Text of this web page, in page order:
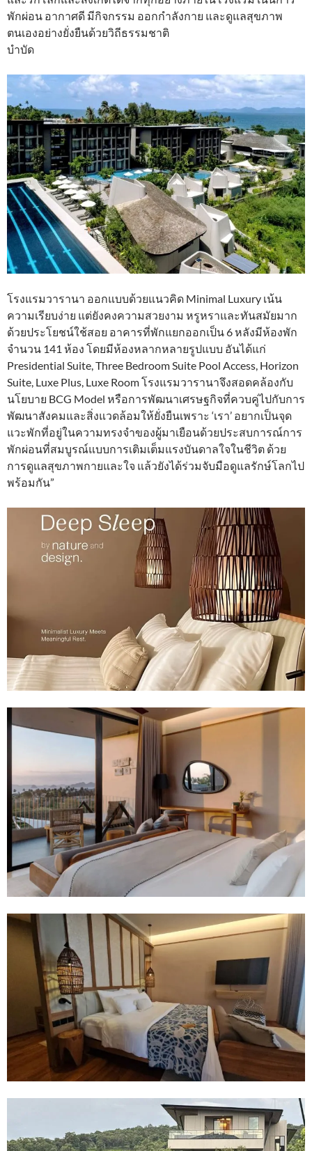
พักผ่อน อากาศดี มีกิจกรรม ออกกำลังกาย และดูแลสุขภาพ
ตนเองอย่างยั่งยืนด้วยวิถีธรรมชาติ
บำบัด
โรงแรมวารานา ออกแบบด้วยแนวคิด Minimal Luxury เน้น
ความเรียบง่าย แต่ยังคงความสวยงาม หรูหราและทันสมัยมาก
ด้วยประโยชน์ใช้สอย อาคารที่พักแยกออกเป็น 6 หลังมีห้องพัก
จำนวน 141 ห้อง โดยมีห้องหลากหลายรูปแบบ อันได้แก่
Presidential Suite, Three Bedroom Suite Pool Access, Horizon
Suite, Luxe Plus, Luxe Room โรงแรมวารานาจึงสอดคล้องกับ
นโยบาย BCG Model หรือการพัฒนาเศรษฐกิจที่ควบคู่ไปกับการ
พัฒนาสังคมและสิ่งแวดล้อมให้ยั่งยืนเพราะ ‘เรา’ อยากเป็นจุด
แวะพักที่อยู่ในความทรงจำของผู้มาเยือนด้วยประสบการณ์การ
พักผ่อนที่สมบูรณ์แบบการเติมเต็มแรงบันดาลใจในชีวิต ด้วย
การดูแลสุขภาพกายและใจ แล้วยังได้ร่วมจับมือดูแลรักษ์โลกไป
พร้อมกัน”